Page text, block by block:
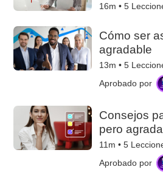
16m •5
Cómo ser
agradable
13m •5
Aprobado por
Consejos
pero
11m •5
Aprobado por